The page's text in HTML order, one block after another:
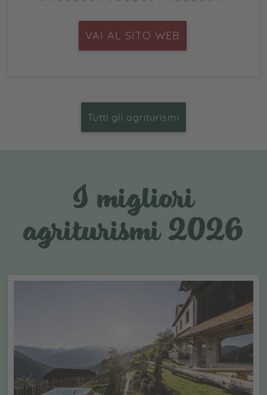
VAI AL SITO WEB
Tutti gli agriturismi
I migliori
agriturismi 2026